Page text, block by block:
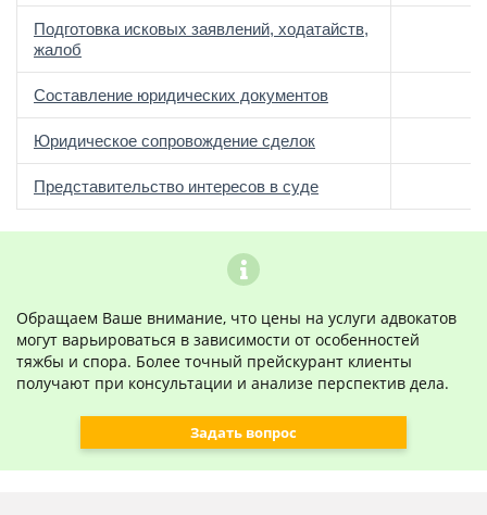
Подготовка исковых заявлений, ходатайств,
жалоб
Составление юридических документов
Юридическое сопровождение сделок
Представительство интересов в суде
Обращаем Ваше внимание, что цены на услуги адвокатов
могут варьироваться в зависимости от особенностей
тяжбы и спора. Более точный прейскурант клиенты
получают при консультации и анализе перспектив дела.
Задать вопрос